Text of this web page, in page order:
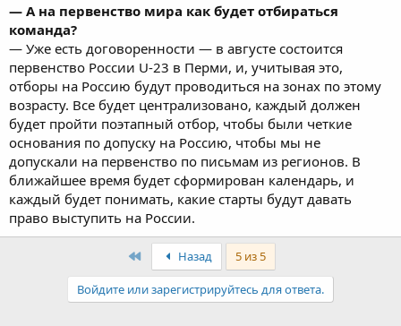
— А на первенство мира как будет отбираться
команда?
— Уже есть договоренности — в августе состоится
первенство России U-23 в Перми, и, учитывая это,
отборы на Россию будут проводиться на зонах по этому
возрасту. Все будет централизовано, каждый должен
будет пройти поэтапный отбор, чтобы были четкие
основания по допуску на Россию, чтобы мы не
допускали на первенство по письмам из регионов. В
ближайшее время будет сформирован календарь, и
каждый будет понимать, какие старты будут давать
право выступить на России.
First Назад 5 из 5
Войдите или зарегистрируйтесь для ответа.